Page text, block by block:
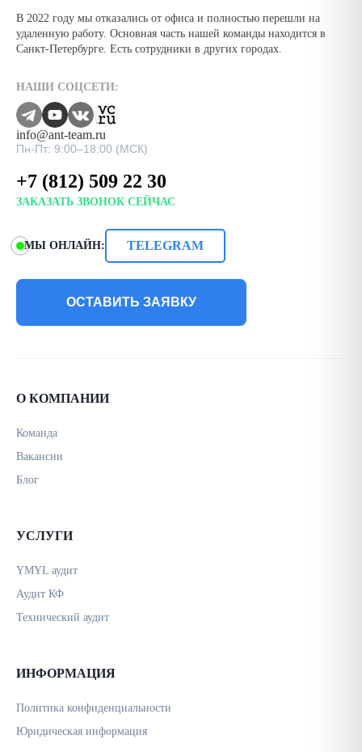
В 2022 году мы отказались от офиса и полностью перешли на
удаленную работу. Основная часть нашей команды находится в
Санкт-Петербурге. Есть сотрудники в других городах.
НАШИ СОЦСЕТИ:
info@ant-team.ru
Пн-Пт: 9:00–18:00 (МСК)
+7 (812) 509 22 30
ЗАКАЗАТЬ ЗВОНОК СЕЙЧАС
МЫ ОНЛАЙН: TELEGRAM
ОСТАВИТЬ ЗАЯВКУ
О КОМПАНИИ
Команда
Вакансии
Блог
УСЛУГИ
YMYL аудит
Аудит КФ
Технический аудит
ИНФОРМАЦИЯ
Политика конфиденциальности
Юридическая информация